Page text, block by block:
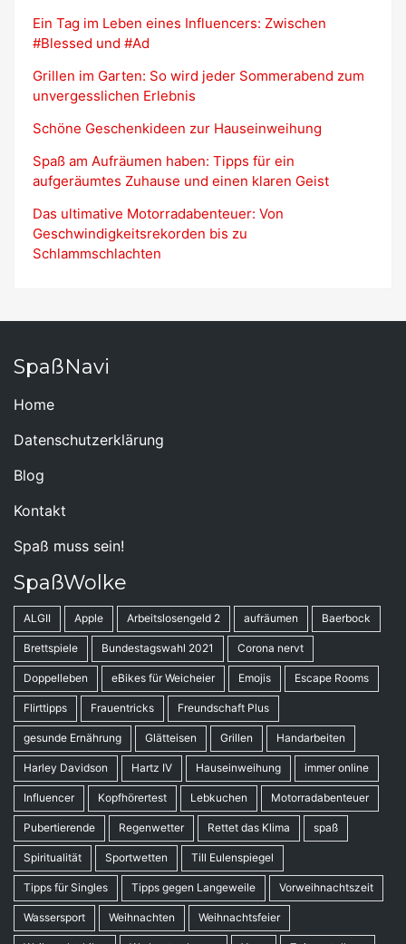
Ein Tag im Leben eines Influencers: Zwischen
#Blessed und #Ad
Grillen im Garten: So wird jeder Sommerabend zum
unvergesslichen Erlebnis
Schöne Geschenkideen zur Hauseinweihung
Spaß am Aufräumen haben: Tipps für ein
aufgeräumtes Zuhause und einen klaren Geist
Das ultimative Motorradabenteuer: Von
Geschwindigkeitsrekorden bis zu
Schlammschlachten
SpaßNavi
Home
Datenschutzerklärung
Blog
Kontakt
Spaß muss sein!
SpaßWolke
ALGII Apple Arbeitslosengeld 2 aufräumen Baerbock
Brettspiele Bundestagswahl 2021 Corona nervt
Doppelleben eBikes für Weicheier Emojis Escape Rooms
Flirttipps Frauentricks Freundschaft Plus
gesunde Ernährung Glätteisen Grillen Handarbeiten
Harley Davidson Hartz IV Hauseinweihung immer online
Influencer Kopfhörertest Lebkuchen Motorradabenteuer
Pubertierende Regenwetter Rettet das Klima spaß
Spiritualität Sportwetten Till Eulenspiegel
Tipps für Singles Tipps gegen Langeweile Vorweihnachtszeit
Wassersport Weihnachten Weihnachtsfeier